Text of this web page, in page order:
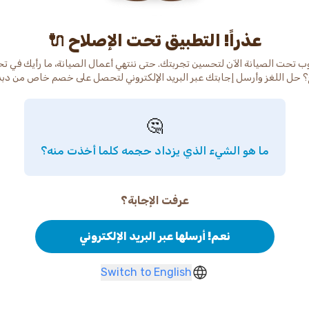
عذراً! التطبيق تحت الإصلاح 🔌
تحت الصيانة الآن لتحسين تجربتك. حتى ننتهي أعمال الصيانة، ما رأيك في
حل اللغز وأرسل إجابتك عبر البريد الإلكتروني لتحصل على خصم خاص من
🤔
ما هو الشيء الذي يزداد حجمه كلما أخذت منه؟
عرفت الإجابة؟
نعم! أرسلها عبر البريد الإلكتروني
Switch to English